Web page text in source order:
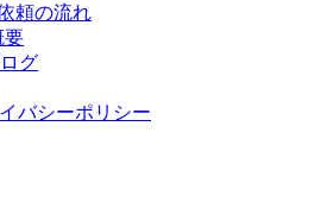
頼の流れ
要
グ
バシーポリシー